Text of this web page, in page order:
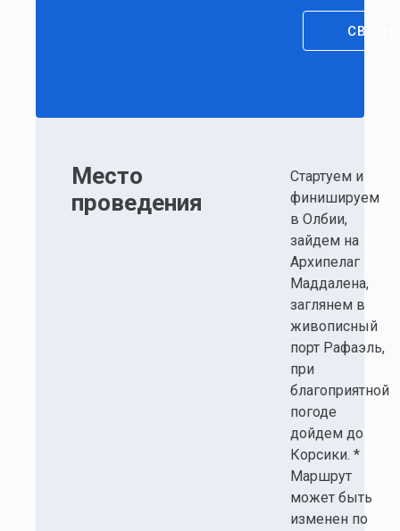
Место
проведения
Стартуем и
финишируем
в Олбии,
зайдем на
Архипелаг
Маддалена,
заглянем в
живописный
порт Рафаэль,
при
благоприятной
погоде
дойдем до
Корсики. *
Маршрут
может быть
изменен по